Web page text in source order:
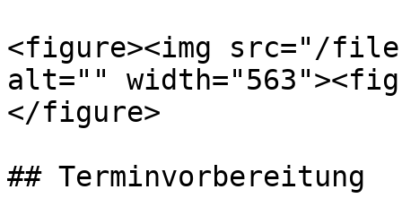
<figure><img src="/files/
alt=""
</figure>
## Terminvorbereitung